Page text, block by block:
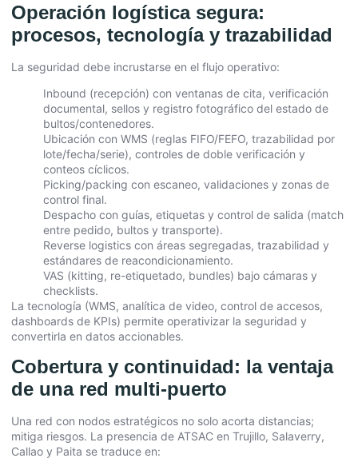
Operación logística segura:
procesos, tecnología y trazabilidad
La seguridad debe incrustarse en el flujo operativo:
Inbound (recepción) con ventanas de cita, verificación
documental, sellos y registro fotográfico del estado de
bultos/contenedores.
Ubicación con WMS (reglas FIFO/FEFO, trazabilidad por
lote/fecha/serie), controles de doble verificación y
conteos cíclicos.
Picking/packing con escaneo, validaciones y zonas de
control final.
Despacho con guías, etiquetas y control de salida (match
entre pedido, bultos y transporte).
Reverse logistics con áreas segregadas, trazabilidad y
estándares de reacondicionamiento.
VAS (kitting, re-etiquetado, bundles) bajo cámaras y
checklists.
La tecnología (WMS, analítica de video, control de accesos,
dashboards de KPIs) permite operativizar la seguridad y
convertirla en datos accionables.
Cobertura y continuidad: la ventaja
de una red multi-puerto
Una red con nodos estratégicos no solo acorta distancias;
mitiga riesgos. La presencia de ATSAC en Trujillo, Salaverry,
Callao y Paita se traduce en: